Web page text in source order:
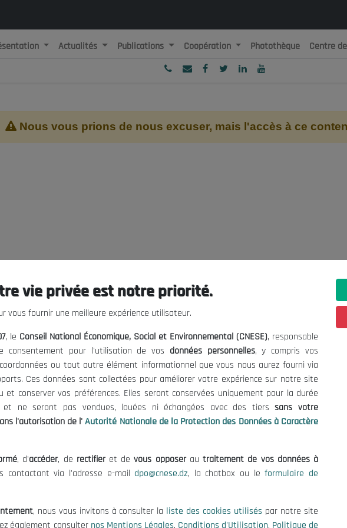
République Algérienne Démocratique et Populaire
Actualités Publications Coopération Photothèque Centre
Nous vous prions de nous excuser, mais l'accès à ce
Informations utiles
Mentions Légales
Conditions d'Utilisation
Politique de Protection des Données
Politique des Cookies
contact@cnese.dz
Suggestions ou Initiatives ?
Newsletter
Inscrivez-vous, soyez le premier à
nos dernières nouvelles.
Suivez-Nous!
© 2026 Conseil National Économique, Social et Environnemental
vie privée est notre priorité.
vous fournir une meilleure expérience utilisateur.
, le Conseil National Économique, Social et Environnemental (CNESE), responsable
consentement pour l'utilisation de vos données personnelles, y compris vos
ou tout autre élément informationnel que vous nous aurez fourni via
Ces données sont collectées pour améliorer votre expérience sur notre site
et conserver vos préférences. Elles seront conservées uniquement pour la durée
et ne seront pas vendues, louées ni échangées avec des tierssans votre
l'autorisation de l' Autorité Nationale de la Protection des Données à Caractère
, d'accéder, de rectifieret devous opposerautraitement de vos données à
contactant via l'adresse e-mail dpo@cnese.dz, la chatbox ou leformulaire de
, nous vous invitons à consulter la liste des cookies utilisés par notre site
également consulter nos Mentions Légales, Conditions d'Utilisation, Politique de